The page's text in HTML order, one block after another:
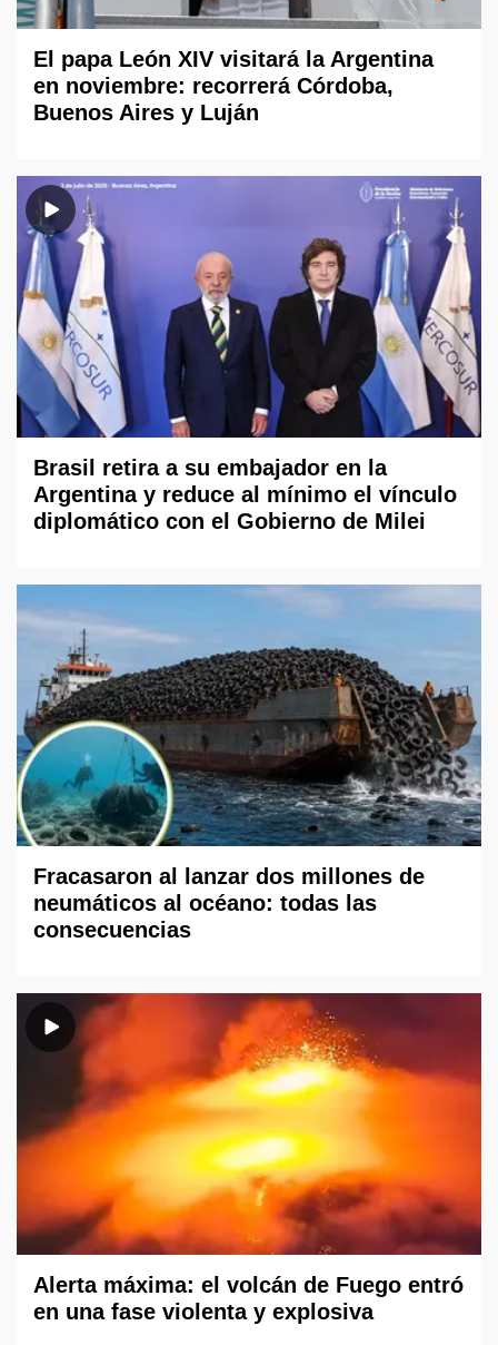
El papa León XIV visitará la Argentina
en noviembre: recorrerá Córdoba,
Buenos Aires y Luján
Brasil retira a su embajador en la
Argentina y reduce al mínimo el vínculo
diplomático con el Gobierno de Milei
Fracasaron al lanzar dos millones de
neumáticos al océano: todas las
consecuencias
Alerta máxima: el volcán de Fuego entró
en una fase violenta y explosiva